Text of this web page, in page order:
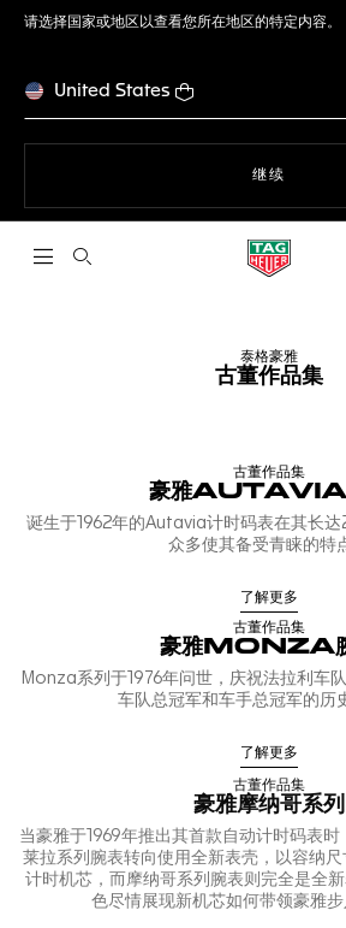
请选择国家或地区以查看您所在地区的特定内容。
United States
继续
打开搜索